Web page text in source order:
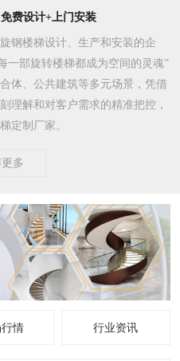
费设计+上门安装
钢楼梯设计、生产和安装的企
一部旋转楼梯都成为空间的灵魂”
体、公共建筑等多元场景，凭借
理解和对客户需求的精准把控，
定制厂家。​
多
情 行业资讯